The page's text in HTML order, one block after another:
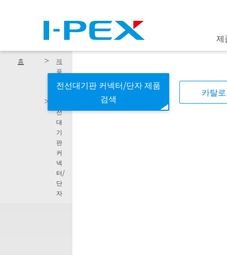
제
홈
제
품
소
개
선
대
기
판
커
넥
터/
단
자
전선대기판 커넥터/단자 제품
검색
카탈